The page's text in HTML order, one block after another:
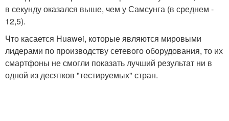
в секунду оказался выше, чем у Самсунга (в среднем -
12,5).
Что касается Huawei, которые являются мировыми
лидерами по производству сетевого оборудования, то их
смартфоны не смогли показать лучший результат ни в
одной из десятков "тестируемых" стран.